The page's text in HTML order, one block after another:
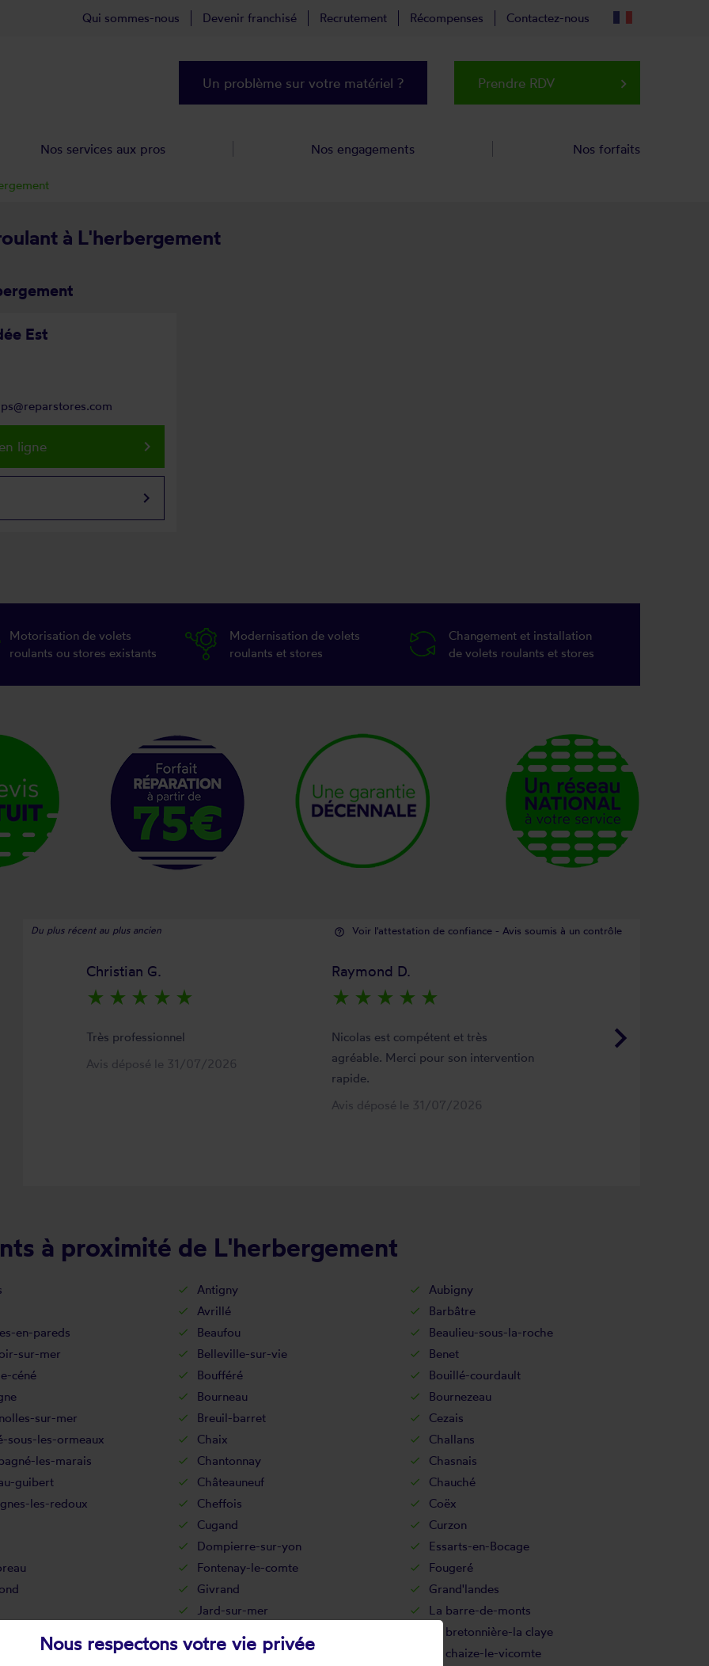
à L'herbergement
Est
ligne keyboard_arrow_right
keyboard_arrow_right
Motorisation de volets
roulants ou stores existants
Modernisation de volets
roulants et stores
Changement et installation
de volets roulants et stores
Du plus récent au plus ancien help_outline Voir l'attestation de confiance - Avis soumis à un contrôle
keyboard_arrow_right
Christian G.
star_rate star_rate star_rate star_rate star_rate
Très professionnel
Avis déposé le 31/07/2026
Raymond D.
star_rate star_rate star_rate star_rate star_rate
Nicolas est compétent et très
agréable. Merci pour son intervention
rapide.
Avis déposé le 31/07/2026
à proximité de L'herbergement
Antigny
Aubigny
Avrillé
Barbâtre
en-pareds Beaufou
Beaulieu-sous-la-roche
sur-mer Belleville-sur-vie
Benet
céné Boufféré
Bouillé-courdault
Bourneau
Bournezeau
sur-mer Breuil-barret
Cezais
sous-les-ormeaux Chaix
Challans
les-marais Chantonnay
Chasnais
guibert Châteauneuf
Chauché
les-redoux Cheffois
Coëx
Cugand
Curzon
Dompierre-sur-yon
Essarts-en-Bocage
Fontenay-le-comte
Fougeré
Givrand
Grand'landes
Jard-sur-mer
La barre-de-monts
La bretonnière-la claye
saint-hilaire La chaize-giraud
La chaize-le-vicomte
Qui sommes-nous Devenir franchisé Recrutement Récompenses Contactez-nous
Un problème sur votre matériel ? Prendre RDV keyboard_arrow_right
Nos services aux pros Nos engagements Nos forfaits
Nous respectons votre vie privée